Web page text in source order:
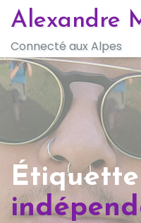
Skip
content
Alexandre
Connecté aux Alpes